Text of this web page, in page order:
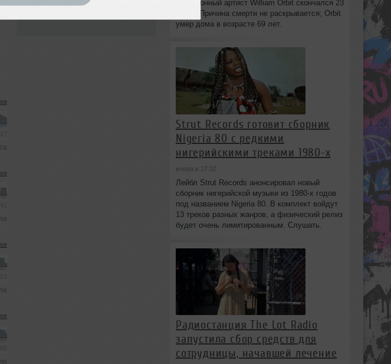
Добавлен: 07 июля 2026, 10:43
электронный артист William Orbit скончался 23
июля. Причина смерти не раскрывается; Orbit
умер дома в возрасте 69 лет.
Strut Records готовит сборник
Nigeria 80 с редкими
нигерийскими треками 1980-х
вчера в 17:32
Лейбл Strut Records анонсировал новый
сборник нигерийской музыки из 1980-х годов
под названием Nigeria 80. В комплект войдут
13 треков разных жанров, а физический релиз
будет очень лимитированным. Слушать.
Радиостанция The Lot Radio
запустила сбор средств для
сотрудницы, начавшей лечение